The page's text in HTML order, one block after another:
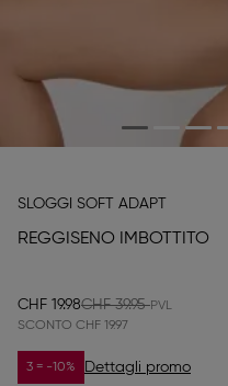
SLOGGI SOFT ADAPT
REGGISENO IMBOTTITO
CHF 19.98CHF 39.95
SCONTO CHF 19.97
3 = -10% Dettagli promo